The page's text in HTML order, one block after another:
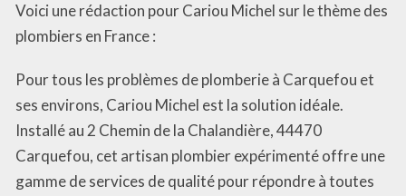
Voici une rédaction pour Cariou Michel sur le thème des
plombiers en France :
Pour tous les problèmes de plomberie à Carquefou et
ses environs, Cariou Michel est la solution idéale.
Installé au 2 Chemin de la Chalandière, 44470
Carquefou, cet artisan plombier expérimenté offre une
gamme de services de qualité pour répondre à toutes